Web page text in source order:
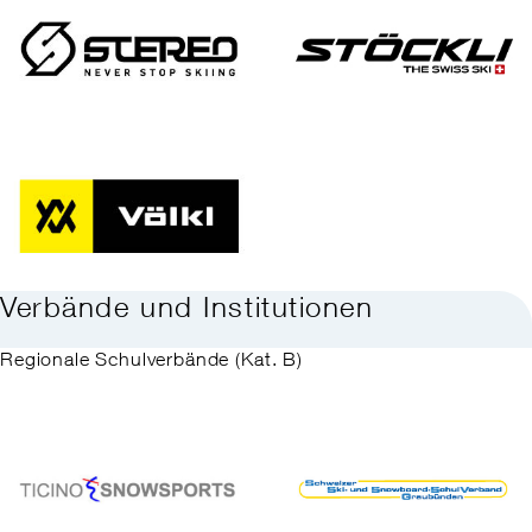
Verbände und Institutionen
Regionale Schulverbände (Kat. B)